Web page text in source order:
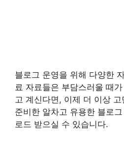
블로그 운영을 위해 다양한
료 자료들은 부담스러울 때
고 계신다면, 이제 더 이상
준비한 알차고 유용한 블로
로드 받으실 수 있습니다.